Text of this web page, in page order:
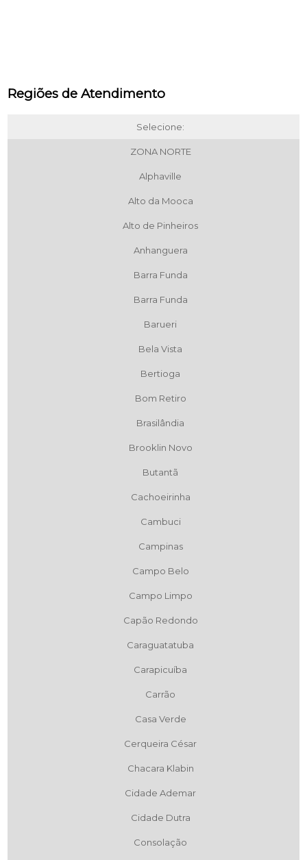
Regiões de Atendimento
Selecione:
ZONA NORTE
Alphaville
Alto da Mooca
Alto de Pinheiros
Anhanguera
Barra Funda
Barra Funda
Barueri
Bela Vista
Bertioga
Bom Retiro
Brasilândia
Brooklin Novo
Butantã
Cachoeirinha
Cambuci
Campinas
Campo Belo
Campo Limpo
Capão Redondo
Caraguatatuba
Carapicuíba
Carrão
Casa Verde
Cerqueira César
Chacara Klabin
Cidade Ademar
Cidade Dutra
Consolação